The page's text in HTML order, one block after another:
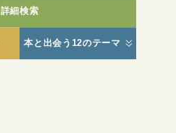
詳細検索
本と出会う12のテーマ